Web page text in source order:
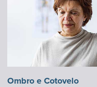
Ombro e Cotovelo